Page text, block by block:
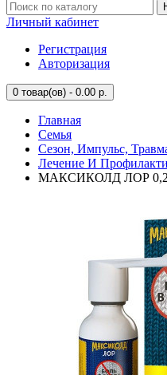
Личный кабинет
Регистрация
Авторизация
0 товар(ов) - 0.00 р.
Главная
Семья
Сезон, Импульс,
Лечение И
МАКСИКОЛД ЛОР